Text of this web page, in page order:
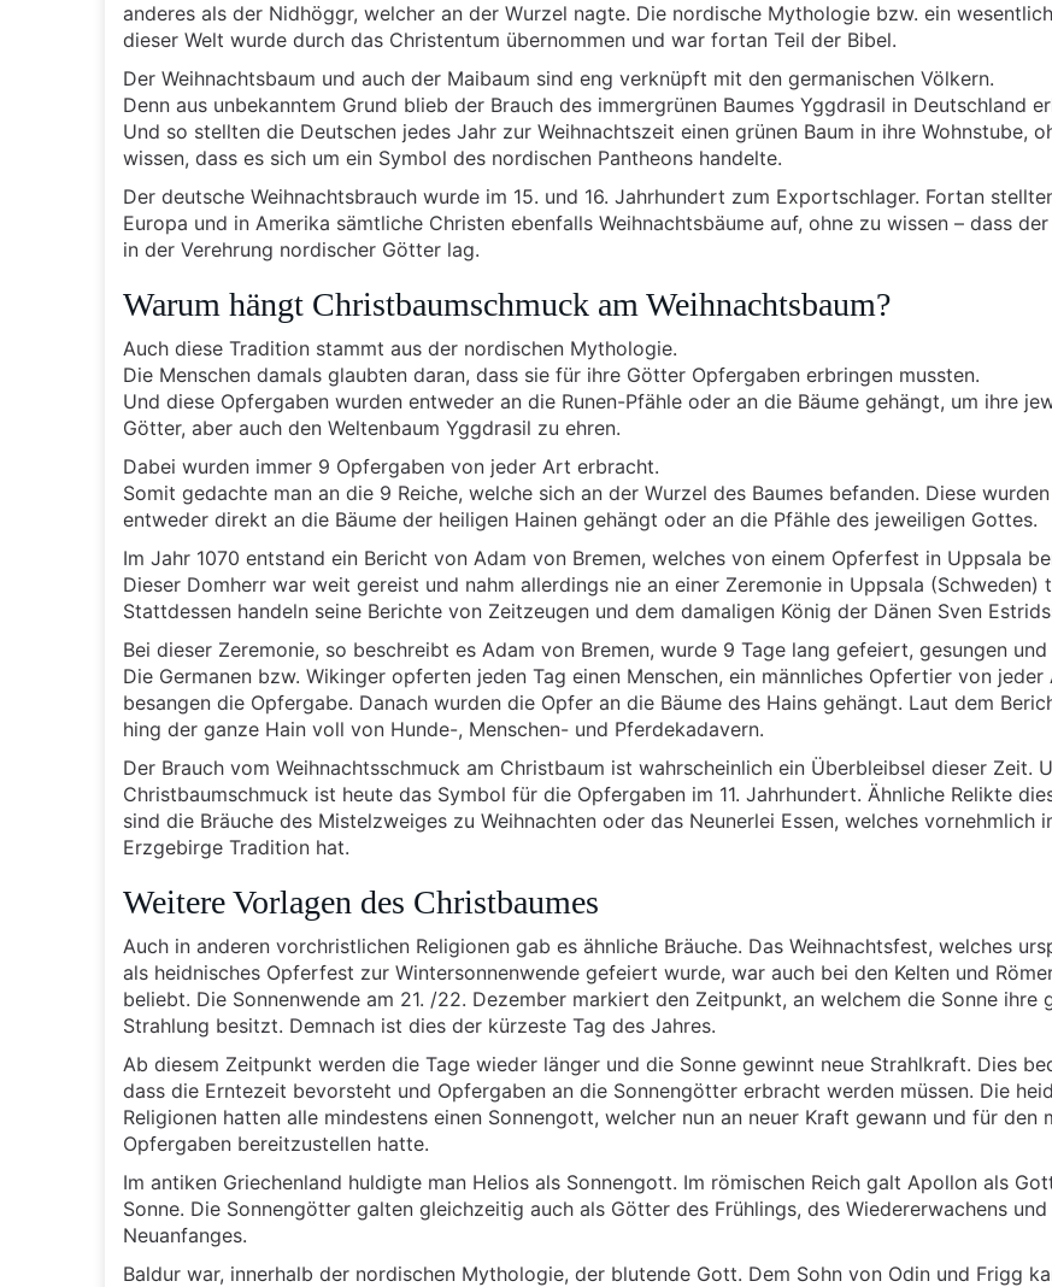
anderes als der Nidhöggr, welcher an der Wurzel nagte. Die nordische Mythologie bzw. ein
dieser Welt wurde durch das Christentum übernommen und war fortan Teil der Bibel.
Der Weihnachtsbaum und auch der Maibaum sind eng verknüpft mit den germanischen Völkern.
Denn aus unbekanntem Grund blieb der Brauch des immergrünen Baumes Yggdrasil in Deutschland
Und so stellten die Deutschen jedes Jahr zur Weihnachtszeit einen grünen Baum in ihre Wohnstube,
wissen, dass es sich um ein Symbol des nordischen Pantheons handelte.
Der deutsche Weihnachtsbrauch wurde im 15. und 16. Jahrhundert zum Exportschlager. Fortan
Europa und in Amerika sämtliche Christen ebenfalls Weihnachtsbäume auf, ohne zu wissen – dass
in der Verehrung nordischer Götter lag.
Warum hängt Christbaumschmuck am Weihnachtsbaum?
Auch diese Tradition stammt aus der nordischen Mythologie.
Die Menschen damals glaubten daran, dass sie für ihre Götter Opfergaben erbringen mussten.
Und diese Opfergaben wurden entweder an die Runen-Pfähle oder an die Bäume gehängt, um ihre
Götter, aber auch den Weltenbaum Yggdrasil zu ehren.
Dabei wurden immer 9 Opfergaben von jeder Art erbracht.
Somit gedachte man an die 9 Reiche, welche sich an der Wurzel des Baumes befanden. Diese
entweder direkt an die Bäume der heiligen Hainen gehängt oder an die Pfähle des jeweiligen Gottes.
Im Jahr 1070 entstand ein Bericht von Adam von Bremen, welches von einem Opferfest in Uppsala
Dieser Domherr war weit gereist und nahm allerdings nie an einer Zeremonie in Uppsala (Schweden)
Stattdessen handeln seine Berichte von Zeitzeugen und dem damaligen König der Dänen Sven
Bei dieser Zeremonie, so beschreibt es Adam von Bremen, wurde 9 Tage lang gefeiert, gesungen
Die Germanen bzw. Wikinger opferten jeden Tag einen Menschen, ein männliches Opfertier von jeder
besangen die Opfergabe. Danach wurden die Opfer an die Bäume des Hains gehängt. Laut dem
hing der ganze Hain voll von Hunde-, Menschen- und Pferdekadavern.
Der Brauch vom Weihnachtsschmuck am Christbaum ist wahrscheinlich ein Überbleibsel dieser Zeit.
Christbaumschmuck ist heute das Symbol für die Opfergaben im 11. Jahrhundert. Ähnliche Relikte
sind die Bräuche des Mistelzweiges zu Weihnachten oder das Neunerlei Essen, welches vornehmlich
Erzgebirge Tradition hat.
Weitere Vorlagen des Christbaumes
Auch in anderen vorchristlichen Religionen gab es ähnliche Bräuche. Das Weihnachtsfest, welches
als heidnisches Opferfest zur Wintersonnenwende gefeiert wurde, war auch bei den Kelten und
beliebt. Die Sonnenwende am 21. /22. Dezember markiert den Zeitpunkt, an welchem die Sonne ihre
Strahlung besitzt. Demnach ist dies der kürzeste Tag des Jahres.
Ab diesem Zeitpunkt werden die Tage wieder länger und die Sonne gewinnt neue Strahlkraft. Dies
dass die Erntezeit bevorsteht und Opfergaben an die Sonnengötter erbracht werden müssen. Die
Religionen hatten alle mindestens einen Sonnengott, welcher nun an neuer Kraft gewann und für den
Opfergaben bereitzustellen hatte.
Im antiken Griechenland huldigte man Helios als Sonnengott. Im römischen Reich galt Apollon als
Sonne. Die Sonnengötter galten gleichzeitig auch als Götter des Frühlings, des Wiedererwachens und
Neuanfanges.
Baldur war, innerhalb der nordischen Mythologie, der blutende Gott. Dem Sohn von Odin und Frigg